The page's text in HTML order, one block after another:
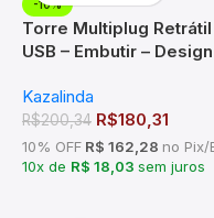
-10%
Torre Multiplug
USB – Embutir –
Kazalinda
R$200,34 R$180,31
10% OFF R$ 162,28 no Pix/
10x de R$ 18,03 sem juros